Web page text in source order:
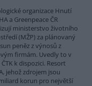
organizace Hnutí
a Greenpeace ČR
ministerstvo životního
(MŽP) za plánovaný
peněz z výnosů z
firmám. Uvedly to v
k dispozici. Resort
jehož zdrojem jsou
korun pro největší